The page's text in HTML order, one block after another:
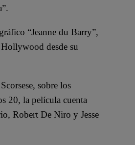
“Jeanne du Barry”,
desde su
sobre los
20, la película cuenta
Robert De Niro y Jesse